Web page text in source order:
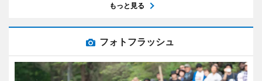
もっと見る
フォトフラッシュ